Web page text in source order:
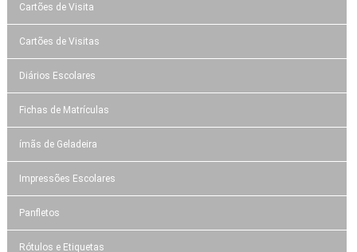
Cartões de Visita
Cartões de Visitas
Diários Escolares
Fichas de Matrículas
ímãs de Geladeira
Impressões Escolares
Panfletos
Rótulos e Etiquetas